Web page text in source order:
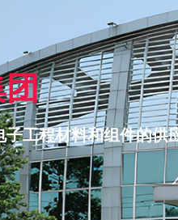
子工程材料和组件的供